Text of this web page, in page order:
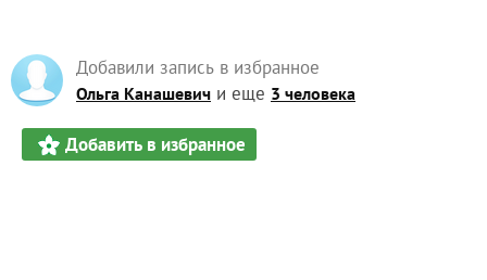
Добавили запись в избранное
Ольга Канашевич и еще 3 человека
Добавить в избранное